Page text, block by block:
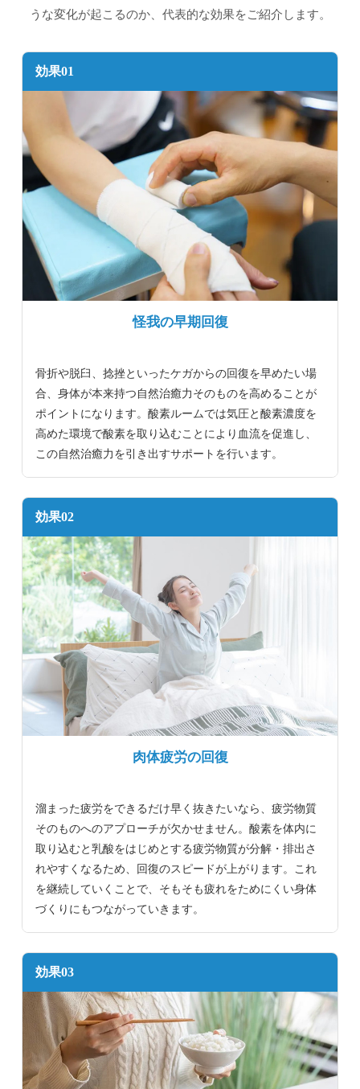
うな変化が起こるのか、代表的な効果をご紹介します。
効果01
怪我の早期回復
骨折や脱臼、捻挫といったケガからの回復を早めたい場
合、身体が本来持つ自然治癒力そのものを高めることが
ポイントになります。酸素ルームでは気圧と酸素濃度を
高めた環境で酸素を取り込むことにより血流を促進し、
この自然治癒力を引き出すサポートを行います。
効果02
肉体疲労の回復
溜まった疲労をできるだけ早く抜きたいなら、疲労物質
そのものへのアプローチが欠かせません。酸素を体内に
取り込むと乳酸をはじめとする疲労物質が分解・排出さ
れやすくなるため、回復のスピードが上がります。これ
を継続していくことで、そもそも疲れをためにくい身体
づくりにもつながっていきます。
効果03